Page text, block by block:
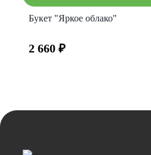
Букет "Яркое облако"
2 660 ₽